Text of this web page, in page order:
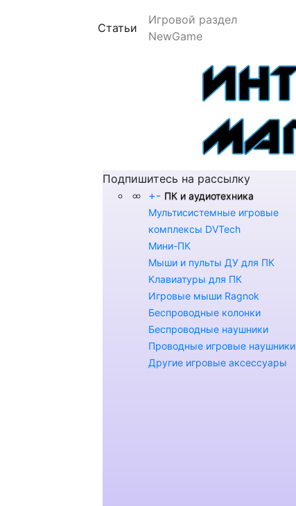
Статьи (current)
Игровой раздел
NewGame
Подпишитесь на рассылку
+- ПК и аудиотехника
Мультисистемные игровые
комплексы DVTech
Мини-ПК
Мыши и пульты ДУ для ПК
Клавиатуры для ПК
Игровые мыши Ragnok
Беспроводные колонки
Беспроводные наушники
Проводные игровые наушники
Другие игровые аксессуары